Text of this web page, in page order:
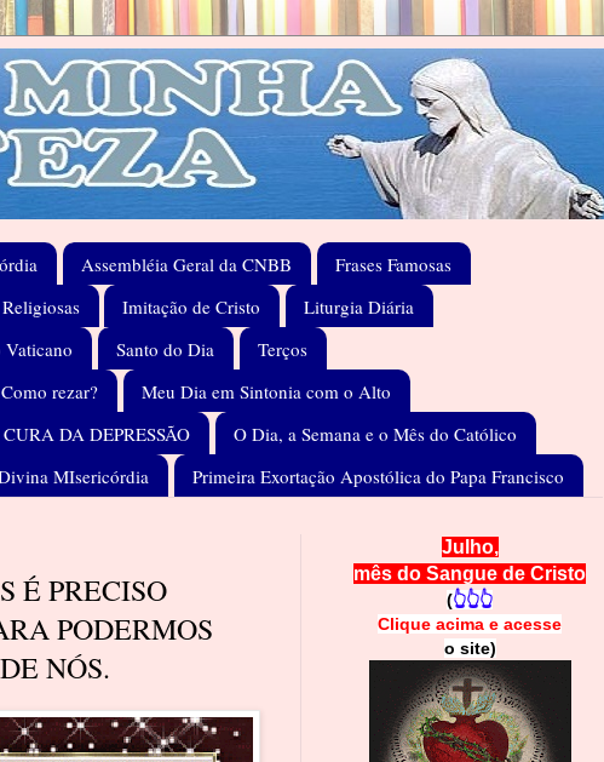
Assembléia Geral da CNBB
Frases Famosas
Imitação de Cristo
Liturgia Diária
Vaticano Santo do Dia
Terços
rezar?
Meu Dia em Sintonia com o Alto
DA DEPRESSÃO
O Dia, a Semana e o Mês do Católico
MIsericórdia Primeira Exortação Apostólica do Papa Francisco
É PRECISO
PODERMOS
NÓS.
Julho,
mês do Sangue de Cristo
(👆👆👆
Clique acima e acesse
o site)